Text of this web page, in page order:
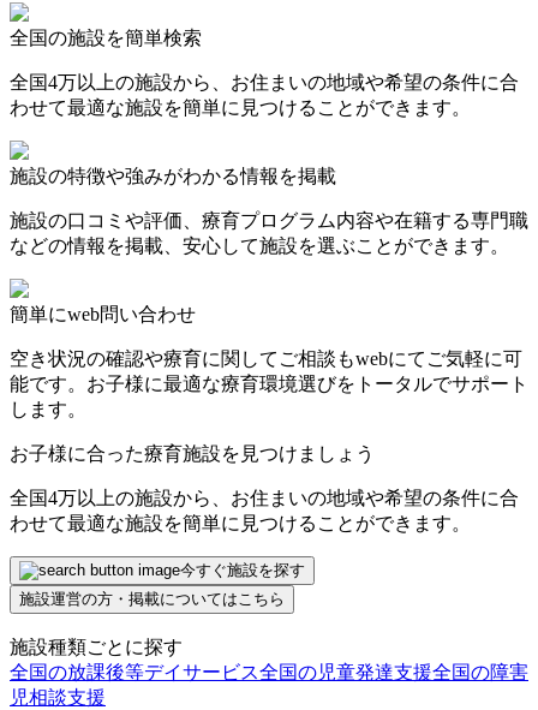
全国の施設を簡単検索
全国4万以上の施設から、お住まいの地域や希望の条件に合
わせて最適な施設を簡単に見つけることができます。
施設の特徴や強みがわかる情報を掲載
施設の口コミや評価、療育プログラム内容や在籍する専門職
などの情報を掲載、安心して施設を選ぶことができます。
簡単にweb問い合わせ
空き状況の確認や療育に関してご相談もwebにてご気軽に可
能です。お子様に最適な療育環境選びをトータルでサポート
します。
お子様に合った療育施設を見つけましょう
全国4万以上の施設から、お住まいの地域や希望の条件に合
わせて最適な施設を簡単に見つけることができます。
今すぐ施設を探す
施設運営の方・掲載についてはこちら
施設種類ごとに探す
全国の放課後等デイサービス全国の児童発達支援全国の障害
児相談支援